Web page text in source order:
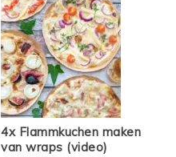
4x Flammkuchen maken
van wraps (video)